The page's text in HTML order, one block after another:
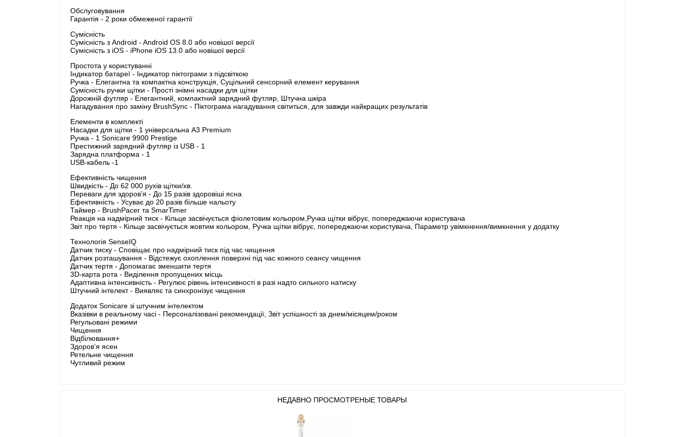
Обслуговування
Гарантія - 2 роки обмеженої гарантії
Сумісність
Сумісність з Android - Android OS 8.0 або новішої версії
Сумісність з iOS - iPhone iOS 13.0 або новішої версії
Простота у користуванні
Індикатор батареї - Індикатор піктограми з підсвіткою
Ручка - Елегантна та компактна конструкція, Суцільний сенсорний елемент керування
Сумісність ручки щітки - Прості знімні насадки для щітки
Дорожній футляр - Елегантний, компактний зарядний футляр, Штучна шкіра
Нагадування про заміну BrushSync - Піктограма нагадування світиться, для завжди найкращих результатів
Елементи в комплекті
Насадки для щітки - 1 універсальна A3 Premium
Ручка - 1 Sonicare 9900 Prestige
Престижний зарядний футляр із USB - 1
Зарядна платформа - 1
USB-кабель -1
Ефективність чищення
Швидкість - До 62 000 рухів щітки/хв.
Переваги для здоров’я - До 15 разів здоровіші ясна
Ефективність - Усуває до 20 разів більше нальоту
Таймер - BrushPacer та SmarTimer
Реакція на надмірний тиск - Кільце засвічується фіолетовим кольором,Ручка щітки вібрує, попереджаючи користувача
Звіт про тертя - Кільце засвічується жовтим кольором, Ручка щітки вібрує, попереджаючи користувача, Параметр увімкнення/вимкнення у додатку
Технологія SenseIQ
Датчик тиску - Сповіщає про надмірний тиск під час чищення
Датчик розташування - Відстежує охоплення поверхні під час кожного сеансу чищення
Датчик тертя - Допомагає зменшити тертя
3D-карта рота - Виділення пропущених місць
Адаптивна інтенсивність - Регулює рівень інтенсивності в разі надто сильного натиску
Штучний інтелект - Виявляє та синхронізує чищення
Додаток Sonicare зі штучним інтелектом
Вказівки в реальному часі - Персоналізовані рекомендації, Звіт успішності за днем/місяцем/роком
Регульовані режими
Чищення
Відбілювання+
Здоров’я ясен
Ретельне чищення
Чутливий режим
НЕДАВНО ПРОСМОТРЕНЫЕ ТОВАРЫ